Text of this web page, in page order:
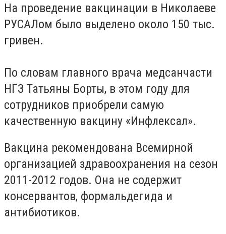
На проведение вакцинации в Николаеве
РУСАЛом было выделено около 150 тыс.
гривен.
По словам главного врача медсанчасти
НГЗ Татьяны Борты, в этом году для
сотрудников приобрели самую
качественную вакцину «Инфлексал».
Вакцина рекомендована Всемирной
организацией здравоохранения на сезон
2011-2012 годов. Она не содержит
консервантов, формальдегида и
антибиотиков.